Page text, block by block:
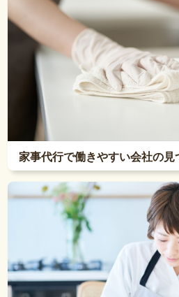
家事代行で働きやすい会社の見